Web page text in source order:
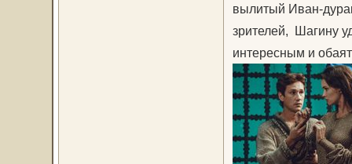
вылитый Иван-
зрителей, Шагину
интересным и